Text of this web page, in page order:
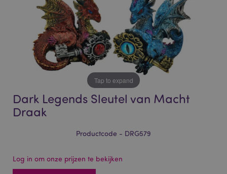
Tap to expand
Dark Legends Sleutel van Macht
Draak
Productcode - DRG579
Log in om onze prijzen te bekijken